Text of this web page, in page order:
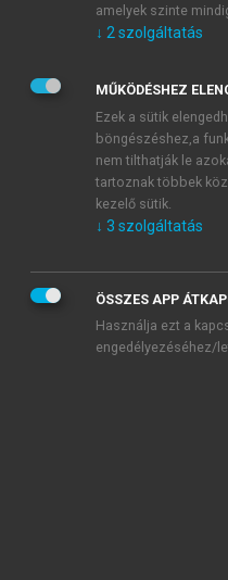
Kérek értesítést a
Kérek értesítést az
Adatkezelési
veszem és elfogadom.
Általános vásárlási
mersz.huoldalak
tudomásul veszem és
amelyek szinte
↓ 2 szolgáltatás
MŰKÖDÉSHEZ
Ezek a sütik
böngészéshez,a
nem tilthatják le
tartoznak többek
kezelő sütik.
↓ 3 szolgáltatás
ÖSSZES APP
Használja ezt a
engedélyezéséhez/